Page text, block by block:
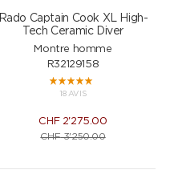
Rado Captain Cook XL High-
Tech Ceramic Diver
Montre homme
R32129158
18 AVIS
CHF 2'275.00
CHF3'250.00